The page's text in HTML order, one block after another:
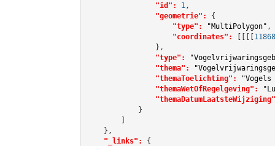
"id":
1 ,
"geometrie":
{
"type":
"MultiPolygon" ,
"coordinates":
[[[[
                },
"type":
"thema":
"themaToelichting":
"themaWetOfRegelgeving":
            }
        ]
    },
"_links":
{